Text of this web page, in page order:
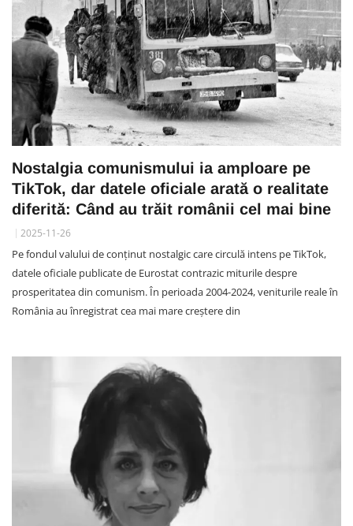
Nostalgia comunismului ia amploare pe
TikTok, dar datele oficiale arată o realitate
diferită: Când au trăit românii cel mai bine
2025-11-26
Pe fondul valului de conținut nostalgic care circulă intens pe TikTok,
datele oficiale publicate de Eurostat contrazic miturile despre
prosperitatea din comunism. În perioada 2004-2024, veniturile reale în
România au înregistrat cea mai mare creștere din